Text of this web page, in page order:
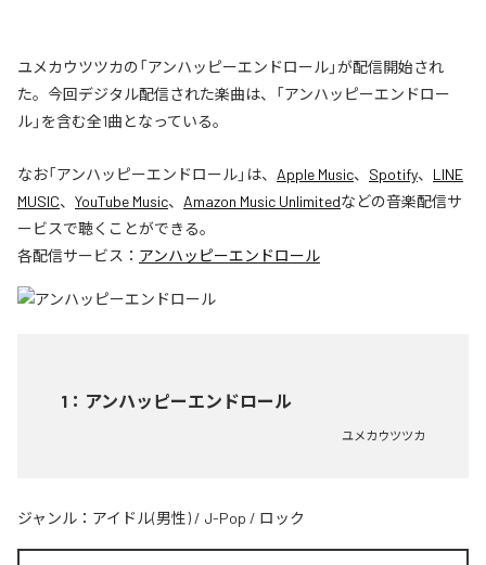
ユメカウツツカの「アンハッピーエンドロール」が配信開始され
た。今回デジタル配信された楽曲は、「アンハッピーエンドロー
ル」を含む全1曲となっている。
なお「アンハッピーエンドロール」は、 Apple Music、 Spotify、 LINE
MUSIC、 YouTube Music、 Amazon Music Unlimitedなどの音楽配信サ
ービスで聴くことができる。
各配信サービス： アンハッピーエンドロール
1 ： アンハッピーエンドロール
ユメカウツツカ
ジャンル： アイドル(男性) / J-Pop / ロック